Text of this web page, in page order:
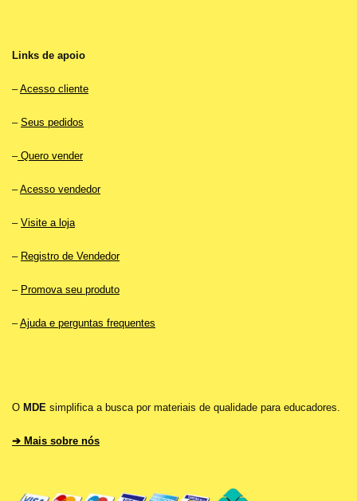
Links de apoio
–Acesso cliente
– Seus pedidos
–Quero vender
–Acesso vendedor
– Visite a loja
– Registro de Vendedor
– Promova seu produto
–Ajuda e perguntas frequentes
O MDE simplifica a busca por materiais de qualidade para educadores.
➔ Mais sobre nós